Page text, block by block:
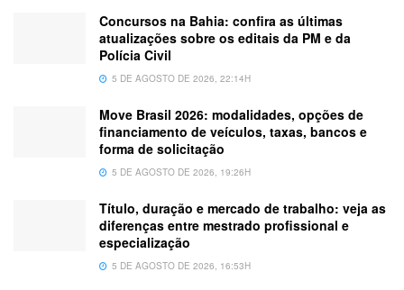
Concursos na Bahia: confira as últimas
atualizações sobre os editais da PM e da
Polícia Civil
5 DE AGOSTO DE 2026, 22:14H
Move Brasil 2026: modalidades, opções de
financiamento de veículos, taxas, bancos e
forma de solicitação
5 DE AGOSTO DE 2026, 19:26H
Título, duração e mercado de trabalho: veja as
diferenças entre mestrado profissional e
especialização
5 DE AGOSTO DE 2026, 16:53H